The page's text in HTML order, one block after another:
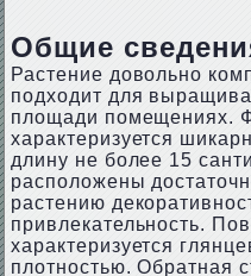
Общие
Растение довольно
подходит для
площади помещениях.
характеризуется
длину не более 15
расположены
растению
привлекательность.
характеризуется
плотностью. Обратная